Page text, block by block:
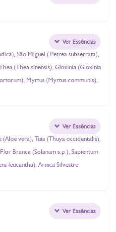
São Miguel ( Petrea subserrata),
(Thea sinensis), Gloxinia (Gloxinia
Myrtus (Myrtus communis),
Ver Essências
vera), Tuia (Thuya occidentalis),
Branca (Solanum s.p.), Sapientum
leucantha), Arnica Silvestre
Ver Essências
Ver Essências